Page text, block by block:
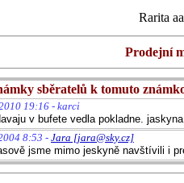
Rarita
Prodejní
sběratelů k tomuto
19:16 - karci
v bufete vedla pokladne.
8:53 - Jara [jara@sky.cz]
jsme mimo jeskyně navštívili i